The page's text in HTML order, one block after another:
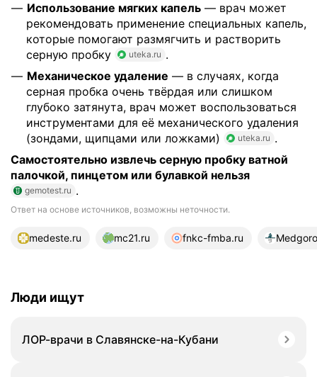
Использование мягких капель — врач может
рекомендовать применение специальных капель,
которые помогают размягчить и растворить
серную пробку
uteka.ru .
Механическое удаление — в случаях, когда
серная пробка очень твёрдая или слишком
глубоко затянута, врач может воспользоваться
инструментами для её механического удаления
(зондами, щипцами или ложками)
uteka.ru .
Самостоятельно извлечь серную пробку ватной
палочкой, пинцетом или булавкой нельзя
gemotest.ru .
Ответ на основе источников, возможны неточности.
13 источников
medeste.ru mc21.ru fnkc-fmba.ru
Люди ищут
ЛОР-врачи в Славянске-на-Кубани